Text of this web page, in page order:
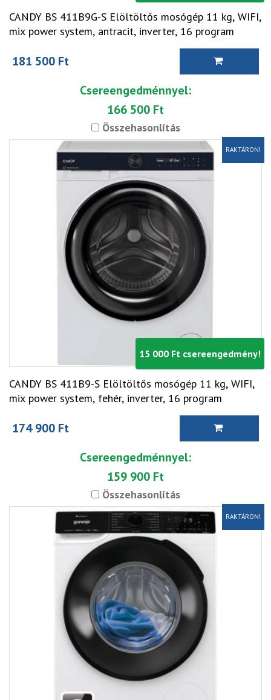
CANDY BS 411B9G-S Elöltöltős mosógép 11 kg, WIFI,
mix power system, antracit, inverter, 16 program
181 500 Ft
Csereengedménnyel:
166 500 Ft
Összehasonlítás
15 000 Ft csereengedmény!
RAKTÁRON!
CANDY BS 411B9-S Elöltöltős mosógép 11 kg, WIFI,
mix power system, fehér, inverter, 16 program
174 900 Ft
Csereengedménnyel:
159 900 Ft
Összehasonlítás
RAKTÁRON!